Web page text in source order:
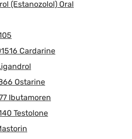
(Estanozolol) Oral
Cardarine
Ostarine
Ibutamoren
Testolone